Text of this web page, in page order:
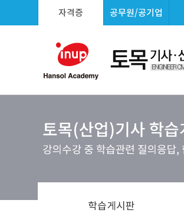
자격증 공무원/공기업
학습게시판